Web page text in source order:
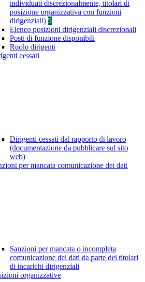
individuati discrezionalmente, titolari di
posizione organizzativa con funzioni
dirigenziali) 5
Elenco posizioni dirigenziali discrezionali
Posti di funzione disponibili
Ruolo dirigenti
cessati
Dirigenti cessati dal rapporto di lavoro
(documentazione da pubblicare sul sito
web)
per mancata comunicazione dei dati
Sanzioni per mancata o incompleta
comunicazione dei dati da parte dei titolari
di incarichi dirigenziali
organizzative